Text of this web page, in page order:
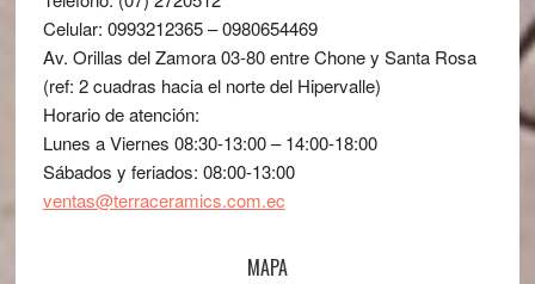
Celular: 0993212365 – 0980654469
Av. Orillas del Zamora 03-80 entre Chone y Santa Rosa
(ref: 2 cuadras hacia el norte del Hipervalle)
Horario de atención:
Lunes a Viernes 08:30-13:00 – 14:00-18:00
Sábados y feriados: 08:00-13:00
ventas@terraceramics.com.ec
MAPA